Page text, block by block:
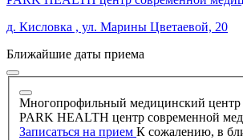
д. Кисловка , ул. Марины Цветаевой, 20
Ближайшие даты приема
Многопрофильный медицинский
PARK HEALTH центр современной
Записаться на прием К сожалению, в